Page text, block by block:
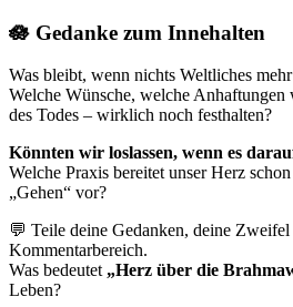
🪷 Gedanke zum Innehalten
Was bleibt, wenn nichts Weltliches
Welche Wünsche, welche
des Todes – wirklich noch festhalten?
Könnten wir loslassen, wenn es
Welche Praxis bereitet unser Herz
„Gehen“ vor?
💬 Teile deine Gedanken, deine
Kommentarbereich.
Was bedeutet „Herz über die
Leben?